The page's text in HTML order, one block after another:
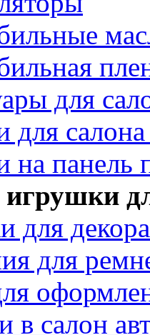
для
для
на панель
для декора
для
в салон